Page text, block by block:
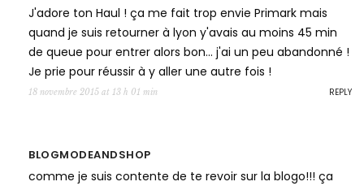
J'adore ton Haul ! ça me fait trop envie Primark mais
quand je suis retourner à lyon y'avais au moins 45 min
de queue pour entrer alors bon… j'ai un peu abandonné !
Je prie pour réussir à y aller une autre fois !
18 novembre 2015 at 13 h 01 min REPLY
BLOGMODEANDSHOP
comme je suis contente de te revoir sur la blogo!!! ça